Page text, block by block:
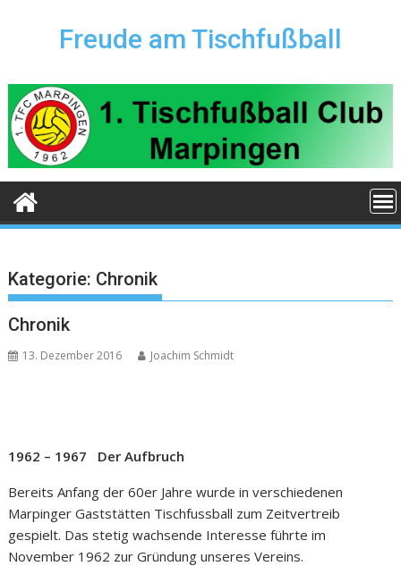
Freude am Tischfußball
Kategorie: Chronik
Chronik
13. Dezember 2016 Joachim Schmidt
1962 – 1967 Der Aufbruch
Bereits Anfang der 60er Jahre wurde in verschiedenen
Marpinger Gaststätten Tischfussball zum Zeitvertreib
gespielt. Das stetig wachsende Interesse führte im
November 1962 zur Gründung unseres Vereins.